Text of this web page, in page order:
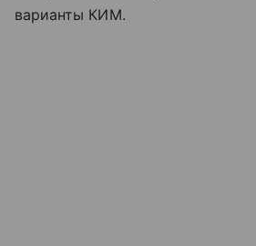
варианты КИМ.